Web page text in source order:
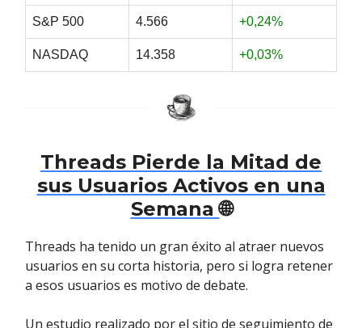
S&P 500 4.566 +0,24%
NASDAQ 14.358 +0,03%
Threads Pierde la Mitad de
sus Usuarios Activos en una
Semana🌐
Threads ha tenido un gran éxito al atraer nuevos
usuarios en su corta historia, pero si logra retener
a esos usuarios es motivo de debate.
Un estudio realizado por el sitio de seguimiento de